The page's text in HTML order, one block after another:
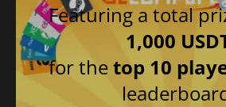
Featuring a total
1,000
for thetop 10